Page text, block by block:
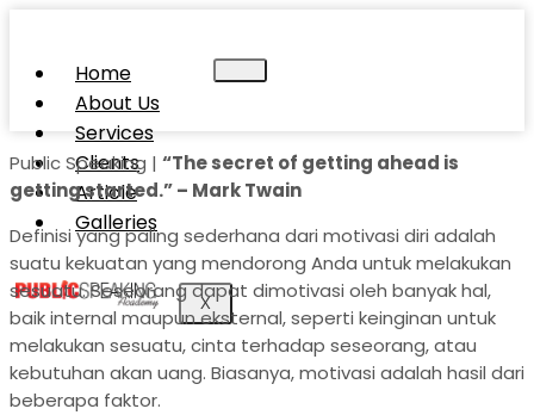
Home
About Us
Services
Clients
Article
Galleries
X
Public Speaking | “The secret of getting ahead is
getting started.” – Mark Twain
Definisi yang paling sederhana dari motivasi diri adalah
suatu kekuatan yang mendorong Anda untuk melakukan
sesuatu. Seseorang dapat dimotivasi oleh banyak hal,
baik internal maupun eksternal, seperti keinginan untuk
melakukan sesuatu, cinta terhadap seseorang, atau
kebutuhan akan uang. Biasanya, motivasi adalah hasil dari
beberapa faktor.